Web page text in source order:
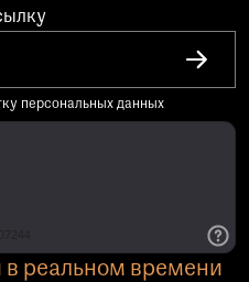
персональных данных
в реальном времени